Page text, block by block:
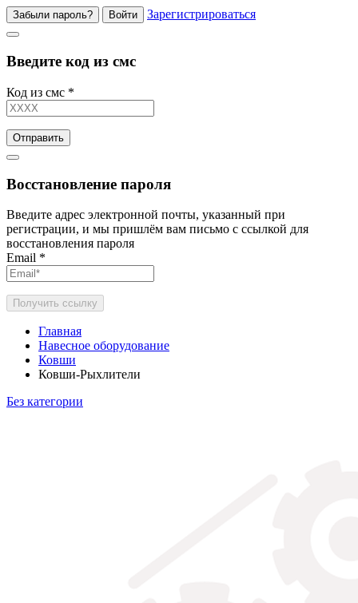
Забыли пароль? Войти Зарегистрироваться
Введите код из смс
Код из смс *
Отправить
Восстановление пароля
Введите адрес электронной почты, указанный при
регистрации, и мы пришлём вам письмо с ссылкой для
восстановления пароля
Email *
Получить ссылку
Главная
Навесное оборудование
Ковши
Ковши-Рыхлители
Без категории